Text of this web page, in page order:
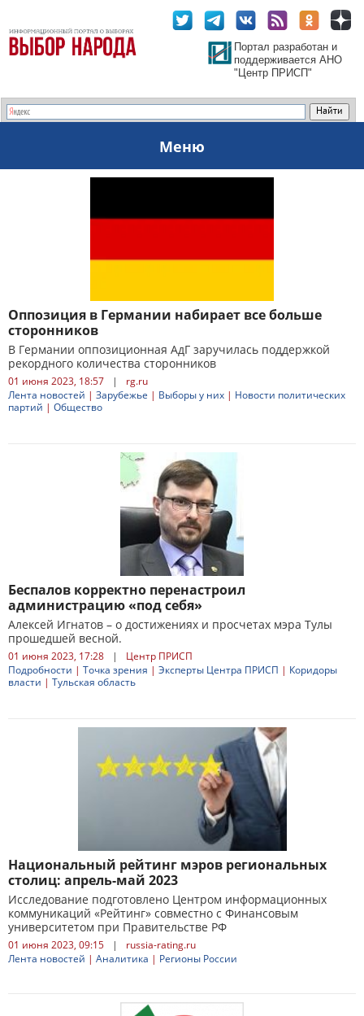
Портал разработан и
поддерживается АНО
"Центр ПРИСП"
Меню
Оппозиция в Германии набирает все больше
сторонников
В Германии оппозиционная АдГ заручилась поддержкой
рекордного количества сторонников
01 июня 2023, 18:57 |
rg.ru
Лента новостей | Зарубежье | Выборы у них | Новости политических
партий | Общество
Беспалов корректно перенастроил
администрацию «под себя»
Алексей Игнатов – о достижениях и просчетах мэра Тулы
прошедшей весной.
01 июня 2023, 17:28 |
Центр ПРИСП
Подробности | Точка зрения | Эксперты Центра ПРИСП | Коридоры
власти | Тульская область
Национальный рейтинг мэров региональных
столиц: апрель-май 2023
Исследование подготовлено Центром информационных
коммуникаций «Рейтинг» совместно с Финансовым
университетом при Правительстве РФ
01 июня 2023, 09:15 |
russia-rating.ru
Лента новостей | Аналитика | Регионы России